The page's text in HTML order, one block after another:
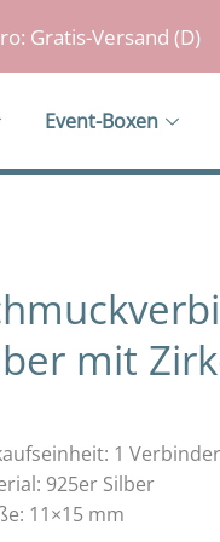
Gratis-Versand (D)
Event-Boxen
mit
1 Verbinder
925er Silber
11×15 mm